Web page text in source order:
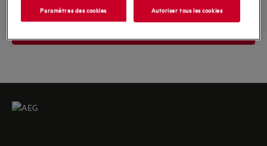
Paramètres des cookies Autoriser tous les cookies